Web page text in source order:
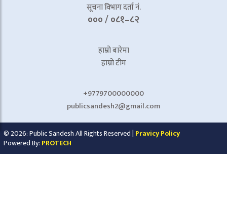
सूचना विभाग दर्ता नं.
००० / ०८१–८२
हाम्रो बारेमा
हाम्रो टीम
+9779700000000
publicsandesh2@gmail.com
© 2026: Public Sandesh All Rights Reserved | Pravicy Policy
Powered By: PROTECH